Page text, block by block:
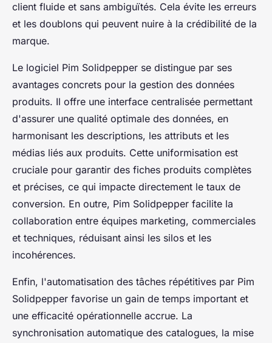
client fluide et sans ambiguïtés. Cela évite les erreurs
et les doublons qui peuvent nuire à la crédibilité de la
marque.
Le logiciel Pim Solidpepper se distingue par ses
avantages concrets pour la gestion des données
produits. Il offre une interface centralisée permettant
d'assurer une qualité optimale des données, en
harmonisant les descriptions, les attributs et les
médias liés aux produits. Cette uniformisation est
cruciale pour garantir des fiches produits complètes
et précises, ce qui impacte directement le taux de
conversion. En outre, Pim Solidpepper facilite la
collaboration entre équipes marketing, commerciales
et techniques, réduisant ainsi les silos et les
incohérences.
Enfin, l'automatisation des tâches répétitives par Pim
Solidpepper favorise un gain de temps important et
une efficacité opérationnelle accrue. La
synchronisation automatique des catalogues, la mise